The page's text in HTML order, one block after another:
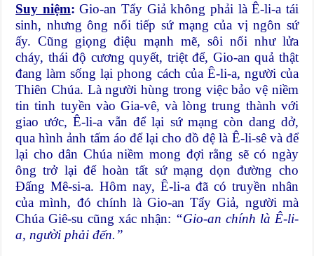
Suy niệm: Gio-an Tẩy Giả không phải là Ê-li-a tái
sinh, nhưng ông nối tiếp sứ mạng của vị ngôn sứ
ấy. Cũng giọng điệu mạnh mẽ, sôi nổi như lửa
cháy, thái độ cương quyết, triệt để, Gio-an quả thật
đang làm sống lại phong cách của Ê-li-a, người của
Thiên Chúa. Là người hùng trong việc bảo vệ niềm
tin tinh tuyền vào Gia-vê, và lòng trung thành với
giao ước, Ê-li-a vẫn để lại sứ mạng còn dang dở,
qua hình ảnh tấm áo để lại cho đồ đệ là Ê-li-sê và để
lại cho dân Chúa niềm mong đợi rằng sẽ có ngày
ông trở lại để hoàn tất sứ mạng dọn đường cho
Đấng Mê-si-a. Hôm nay, Ê-li-a đã có truyền nhân
của mình, đó chính là Gio-an Tẩy Giả, người mà
Chúa Giê-su cũng xác nhận: “Gio-an chính là Ê-li-
a, người phải đến.”